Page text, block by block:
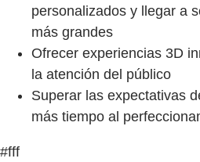
personalizados y llegar a
más grandes
Ofrecer experiencias 3D
la atención del público
Superar las expectativas
más tiempo al
#fff